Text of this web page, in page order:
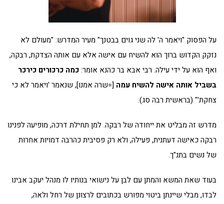
על הפסוק "ויאמר ה' לה שני גוים בבטנך" מעיר המדרש: "מעולם לא
נזקק הקדוש ברוך הוא להשיח עם אישה אלא עם אותה הצדקת, רבקה,
ואף הוא על ידי עילה. רבי אבא בר כהנא אומר:כמה כרכורים כירכר
בשביל אותה אישה להשיח עמה [=שרה אמנו], שנאמר 'ויאמר לא כי
צחקת'" (בראשית רבה סג).
מדרש זה מבליט את ייחודה של רבקה. למן תחילת דרכה, מופיעה לפנינו
רבקה כאישה דעתנית, פעילה, ולא רק פסיבית כהרבה דמויות אחרות
של נשים בתנ"ך.
בעוד שאת המשא והמתן עם לבן על נישואי בנותיו לו מנהל יעקב אבינו
לבדו, מבלי שיינתן ביטוי מפורש בכתובים לרצונן של רחל ולאה,